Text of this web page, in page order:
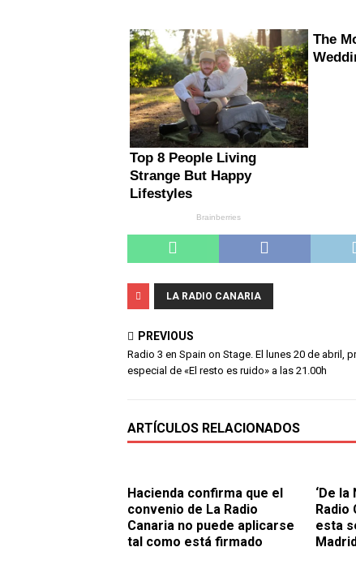
LA RADIO CANARIA
PREVIOUS
Radio 3 en Spain on Stage. El lunes 20 de abril,
especial de «El resto es ruido» a las 21.00h
ARTÍCULOS RELACIONADOS
Hacienda confirma que el
convenio de La Radio
Canaria no puede aplicarse
tal como está firmado
‘De la
esta
Madrid